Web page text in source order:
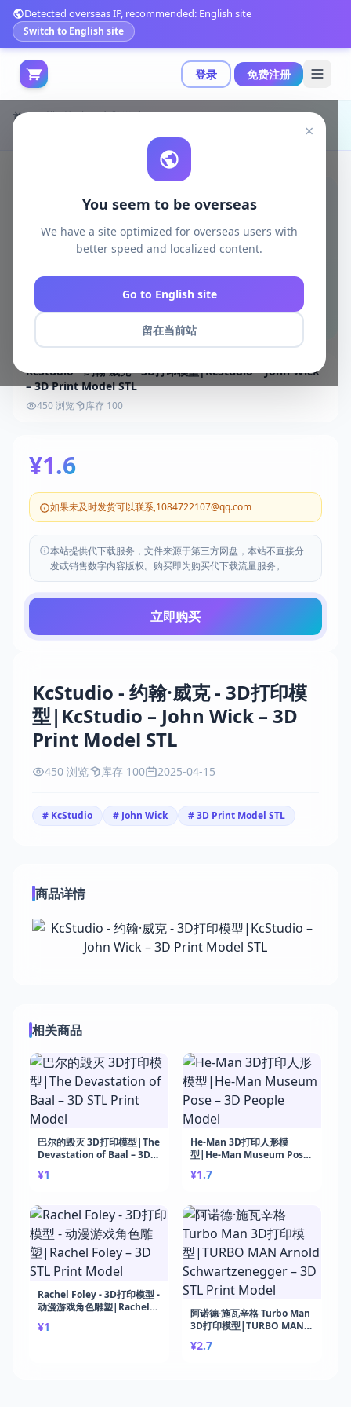
登录 免费注册
Detected overseas IP, recommended: English site
Switch to English site
×
You seem to be overseas
We have a site optimized for overseas users with
better speed and localized content.
Go to English site
留在当前站
首页 模型打印
电脑游戏
KcStudio - 约翰·威克 - 3D打印模
型|KcStudio – John Wick – 3D
Print Model STL
450 浏览 库存 100 2025-04-15
# KcStudio # John Wick # 3D Print Model STL
商品详情
相关商品
巴尔的毁灭 3D打印模型|The
Devastation of Baal – 3D
¥1
He-Man 3D打印人形模
型|He-Man Museum Pose
¥1.7
Rachel Foley - 3D打印模型 -
动漫游戏角色雕塑|Rachel
¥1
阿诺德·施瓦辛格 Turbo Man
3D打印模型|TURBO MAN
3D STL Print Model
¥2.7
KcStudio - 约翰·威克 - 3D打印模型|KcStudio – John Wick
– 3D Print Model STL
450 浏览 库存 100
¥1.6
如果未及时发货可以联系,1084722107@qq.com
本站提供代下载服务，文件来源于第三方网盘，本站不直接分
发或销售数字内容版权。购买即为购买代下载流量服务。
立即购买